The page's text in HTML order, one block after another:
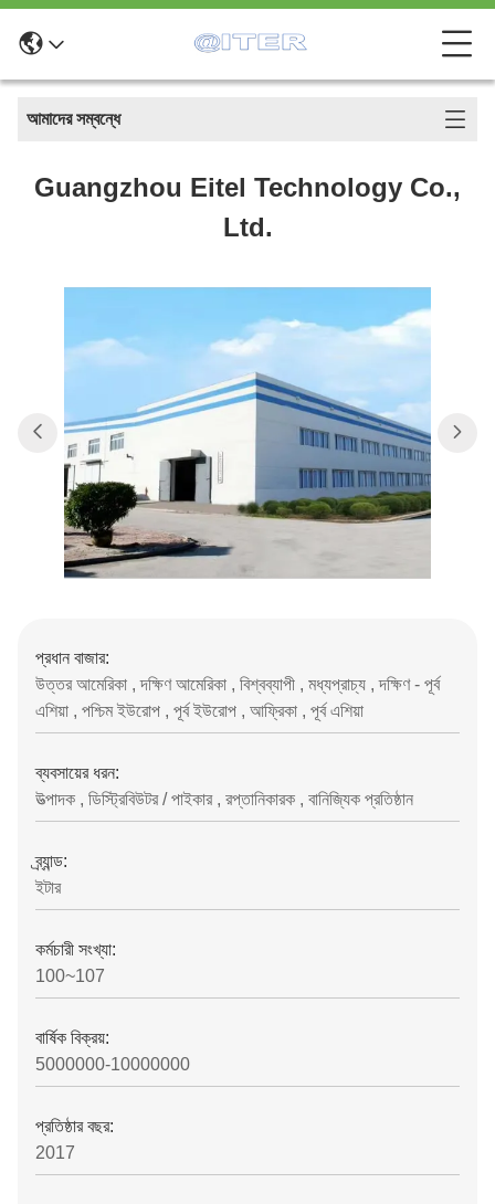
আমাদের সম্বন্ধে
Guangzhou Eitel Technology Co.,
Ltd.
প্রধান বাজার:
উত্তর আমেরিকা , দক্ষিণ আমেরিকা , বিশ্বব্যাপী , মধ্যপ্রাচ্য , দক্ষিণ - পূর্ব
এশিয়া , পশ্চিম ইউরোপ , পূর্ব ইউরোপ , আফ্রিকা , পূর্ব এশিয়া
ব্যবসায়ের ধরন:
উত্পাদক , ডিস্ট্রিবিউটর / পাইকার , রপ্তানিকারক , বানিজ্যিক প্রতিষ্ঠান
ব্র্যান্ড:
ইটার
কর্মচারী সংখ্যা:
100~107
বার্ষিক বিক্রয়:
5000000-10000000
প্রতিষ্ঠার বছর:
2017